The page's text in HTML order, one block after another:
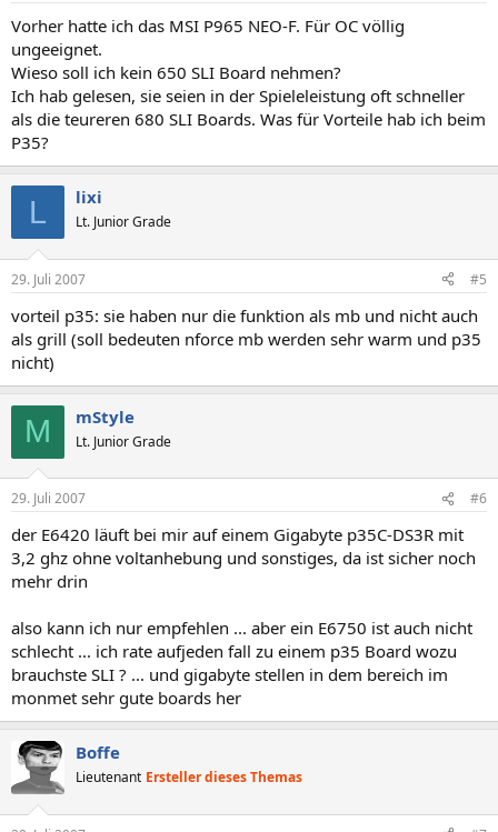
Vorher hatte ich das MSI P965 NEO-F. Für OC völlig
ungeeignet.
Wieso soll ich kein 650 SLI Board nehmen?
Ich hab gelesen, sie seien in der Spieleleistung oft schneller
als die teureren 680 SLI Boards. Was für Vorteile hab ich beim
P35?
L lixi
Lt. Junior Grade
29. Juli 2007 #5
vorteil p35: sie haben nur die funktion als mb und nicht auch
als grill (soll bedeuten nforce mb werden sehr warm und p35
nicht)
M mStyle
Lt. Junior Grade
29. Juli 2007 #6
der E6420 läuft bei mir auf einem Gigabyte p35C-DS3R mit
3,2 ghz ohne voltanhebung und sonstiges, da ist sicher noch
mehr drin
also kann ich nur empfehlen ... aber ein E6750 ist auch nicht
schlecht ... ich rate aufjeden fall zu einem p35 Board wozu
brauchste SLI ? ... und gigabyte stellen in dem bereich im
monmet sehr gute boards her
Boffe
Lieutenant Ersteller dieses Themas